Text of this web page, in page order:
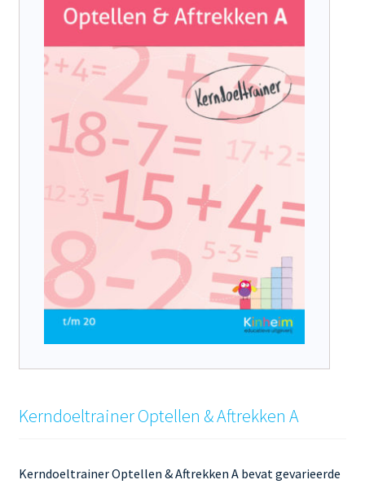
Kerndoeltrainer Optellen & Aftrekken A
Kerndoeltrainer Optellen & Aftrekken A bevat gevarieerde